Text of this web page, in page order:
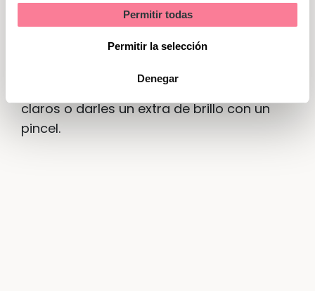
Permitir todas
Permitir la selección
Denegar
no quedar del todo bien, dando sensación
de que los labios se hunden. Para utilizarlos
sin miedo, los labios deben ser carnosos y
rojos, podemos degradar con tonos más
claros o darles un extra de brillo con un
pincel.